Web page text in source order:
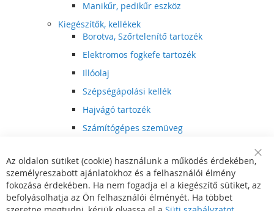
Manikűr, pedikűr eszköz
Kiegészítők, kellékek
Borotva, Szőrtelenítő tartozék
Elektromos fogkefe tartozék
Illóolaj
Szépségápolási kellék
Hajvágó tartozék
Számítógépes szemüveg
Hajvágó kiegészítő
Szórakoztató elektronika
Multimédia
DVD, BluRay lejátszó
Bar
Az oldalon sütiket (cookie) használunk a működés érdekében,
személyreszabott ajánlatokhoz és a felhasználói élmény
fokozása érdekében. Ha nem fogadja el a kiegészítő sütiket, az
befolyásolhatja az Ön felhasználói élményét. Ha többet